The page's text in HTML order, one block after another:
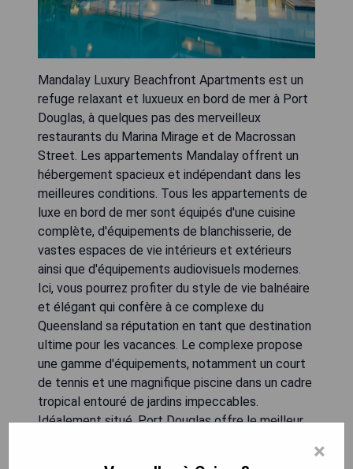
Mandalay Luxury Beachfront Apartments est un
refuge relaxant et luxueux en bord de mer à Port
Douglas, à quelques pas des merveilleux
restaurants du Marina Mirage et de Macrossan
Street. Les appartements Mandalay offrent un
hébergement spacieux et indépendant dans les
meilleures conditions. Tous les appartements de
luxe en bord de mer sont équipés d'une cuisine
complète, d'équipements de blanchisserie, de
vastes espaces de vie intérieurs et extérieurs
ainsi que d'équipements audiovisuels modernes.
Ici, vous pourrez profiter du style de vie balnéaire
et élégant qui confère à ce complexe du
Queensland sa réputation en tant que destination
ultime pour les vacances. Le complexe propose
une gamme d'équipements, notamment un court
de tennis et une magnifique piscine dans un cadre
tropical entouré de jardins impeccables.
Idéalement situé, Port Douglas offre le meilleur
×